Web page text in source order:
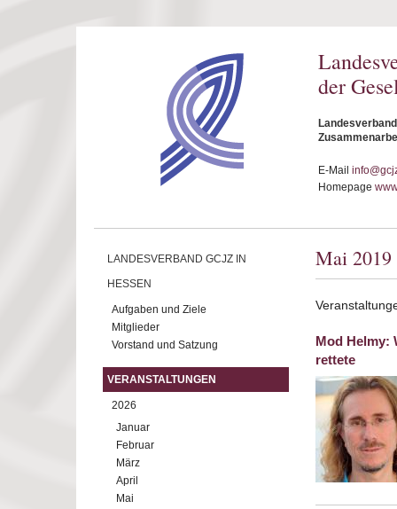
der
E-Mail
Homepage
LANDESVERBAND GCJZ IN
HESSEN
Aufgaben und Ziele
Mitglieder
Vorstand und Satzung
VERANSTALTUNGEN
2026
Januar
Februar
März
April
Mai
Mai 2019
Mod Helmy:
rettete